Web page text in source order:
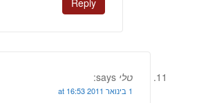
Reply
טלי says:
1 בינואר 2011 at 16:53